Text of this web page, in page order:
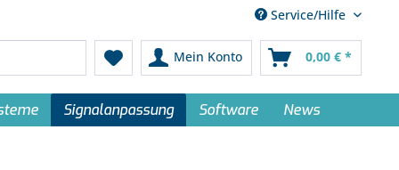
Service/Hilfe
Mein Konto 0,00 € *
Signalanpassung Software News